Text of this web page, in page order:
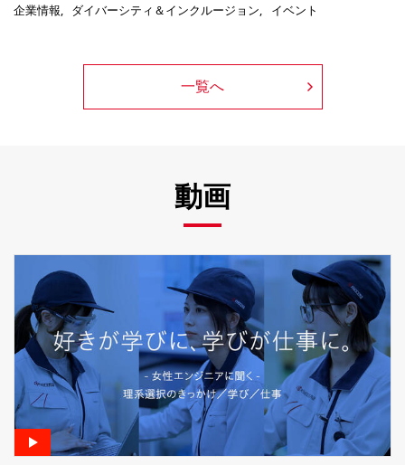
企業情報 ダイバーシティ＆インクルージョン イベント
一覧へ
動画